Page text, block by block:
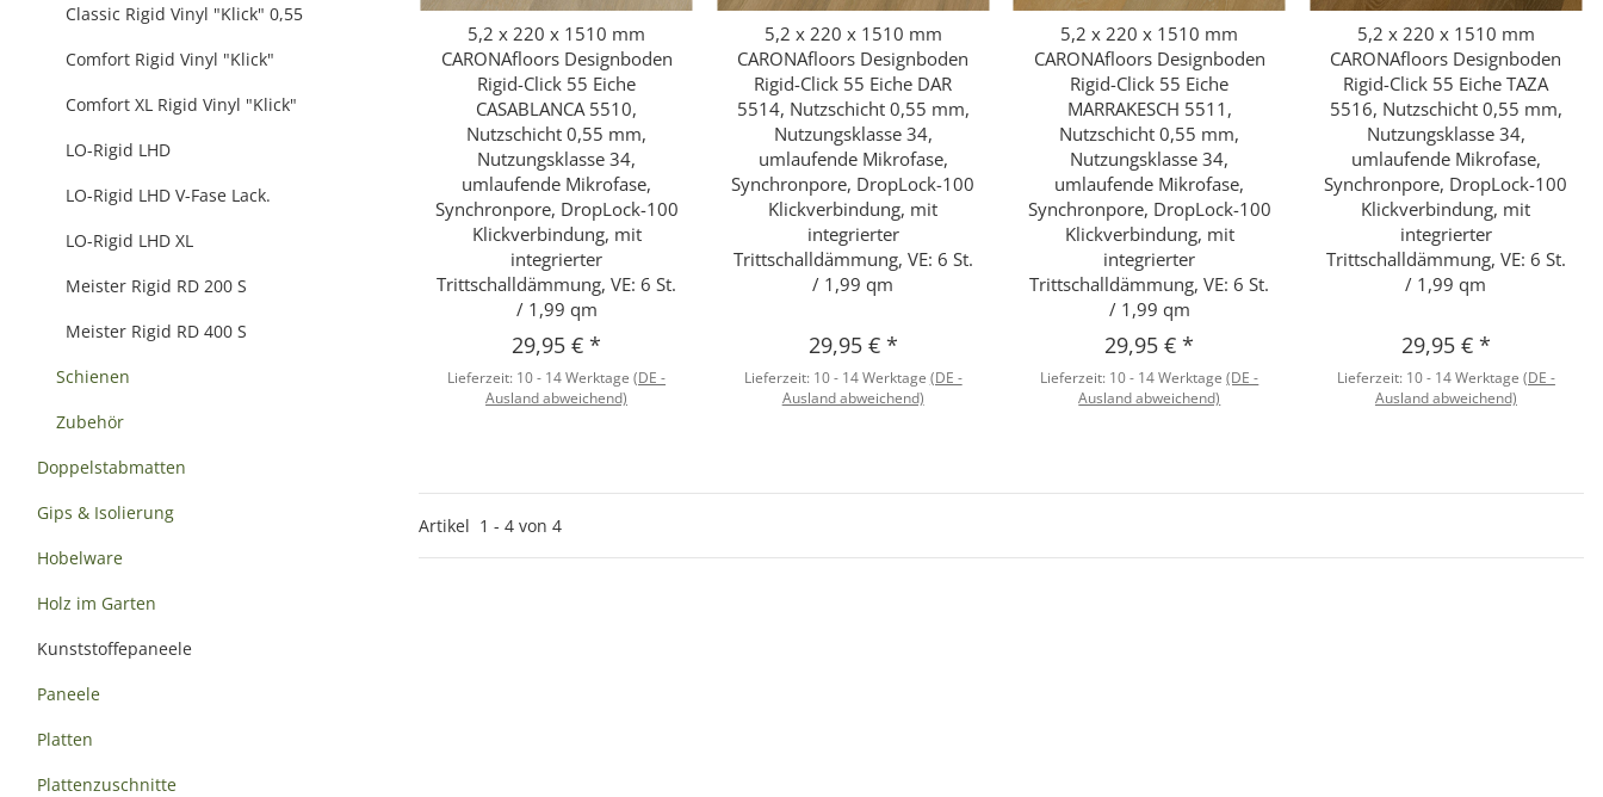
Schnellkauf
5,2 x 220 x 1510 mm
CARONAfloors Designboden
Rigid-Click 55 Eiche
CASABLANCA 5510,
Nutzschicht 0,55 mm,
Nutzungsklasse 34,
umlaufende Mikrofase,
Synchronpore, DropLock-100
Klickverbindung, mit
integrierter
Trittschalldämmung, VE: 6 St.
/ 1,99 qm
29,95 €*
Lieferzeit: 10 - 14 Werktage(DE -
Ausland abweichend)
Schnellkauf
5,2 x 220 x 1510 mm
CARONAfloors Designboden
Rigid-Click 55 Eiche DAR
5514, Nutzschicht 0,55 mm,
Nutzungsklasse 34,
umlaufende Mikrofase,
Synchronpore, DropLock-100
Klickverbindung, mit
integrierter
Trittschalldämmung, VE: 6 St.
/ 1,99 qm
29,95 € *
Lieferzeit: 10 - 14 Werktage (DE -
Ausland abweichend)
Schnellkauf
5,2 x 220 x 1510 mm
CARONAfloors Designboden
Rigid-Click 55 Eiche
MARRAKESCH 5511,
Nutzschicht 0,55 mm,
Nutzungsklasse 34,
umlaufende Mikrofase,
Synchronpore, DropLock-100
Klickverbindung, mit
integrierter
Trittschalldämmung, VE: 6 St.
/ 1,99 qm
29,95 €*
Lieferzeit: 10 - 14 Werktage(DE -
Ausland abweichend)
Schnellkauf
5,2 x 220 x 1510 mm
CARONAfloors Designboden
Rigid-Click 55 Eiche TAZA
5516, Nutzschicht 0,55 mm,
Nutzungsklasse 34,
umlaufende Mikrofase,
Synchronpore, DropLock-100
Klickverbindung, mit
integrierter
Trittschalldämmung, VE: 6 St.
/ 1,99 qm
29,95 € *
Lieferzeit: 10 - 14 Werktage (DE -
Ausland abweichend)
Artikel 1 - 4 von 4
Classic Rigid Vinyl "Klick" 0,55
Comfort Rigid Vinyl "Klick"
Comfort XL Rigid Vinyl "Klick"
LO-Rigid LHD
LO-Rigid LHD V-Fase Lack.
LO-Rigid LHD XL
Meister Rigid RD 200 S
Meister Rigid RD 400 S
Schienen
Zubehör
Doppelstabmatten
Gips & Isolierung
Hobelware
Holz im Garten
Kunststoffepaneele
Paneele
Platten
Plattenzuschnitte